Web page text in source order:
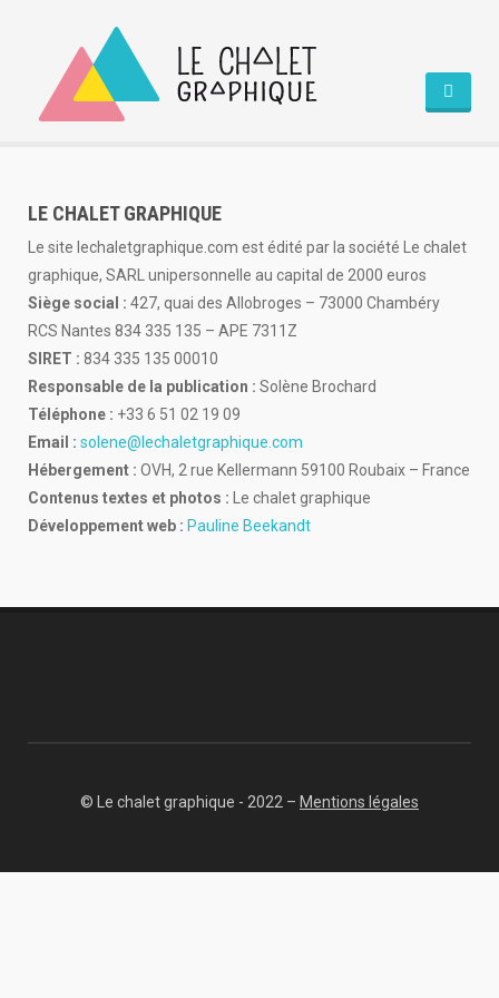
ÉDITION
COMMUNICATION
A PROPOS
SERVICES
CONTACT
LE CHALET GRAPHIQUE
Le site lechaletgraphique.com est édité par la société Le chalet
graphique, SARL unipersonnelle au capital de 2000 euros
Siège social : 427, quai des Allobroges – 73000 Chambéry
RCS Nantes 834 335 135 – APE 7311Z
SIRET : 834 335 135 00010
Responsable de la publication : Solène Brochard
Téléphone : +33 6 51 02 19 09
Email : solene@lechaletgraphique.com
Hébergement : OVH, 2 rue Kellermann 59100 Roubaix – France
Contenus textes et photos : Le chalet graphique
Développement web : Pauline Beekandt
© Le chalet graphique - 2022 – Mentions légales